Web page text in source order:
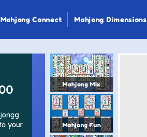
Mahjong Connect Mahjong Dimensions
Mahjong Mix
Mahjong Fun